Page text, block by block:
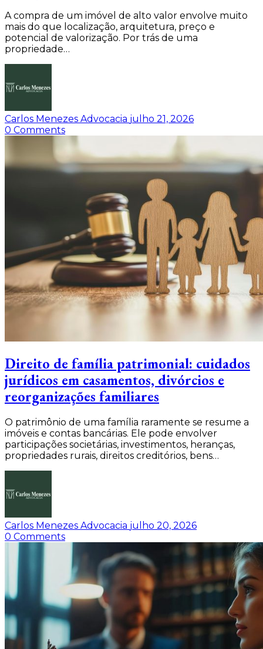
A compra de um imóvel de alto valor envolve muito
mais do que localização, arquitetura, preço e
potencial de valorização. Por trás de uma
propriedade…
Carlos Menezes Advocacia julho 21, 2026
0 Comments
Direito de família patrimonial: cuidados
jurídicos em casamentos, divórcios e
reorganizações familiares
O patrimônio de uma família raramente se resume a
imóveis e contas bancárias. Ele pode envolver
participações societárias, investimentos, heranças,
propriedades rurais, direitos creditórios, bens…
Carlos Menezes Advocacia julho 20, 2026
0 Comments